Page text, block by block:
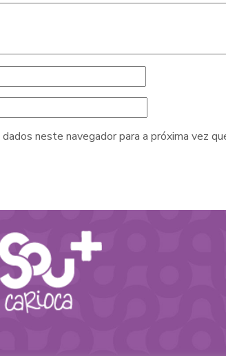
neste navegador para a próxima vez